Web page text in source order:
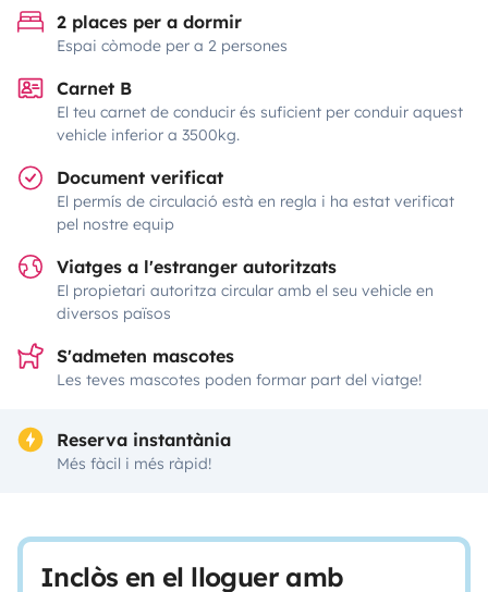
2 places per a dormir
Espai còmode per a 2 persones
Carnet B
El teu carnet de conducir és suficient per conduir aquest
vehicle inferior a 3500kg.
Document verificat
El permís de circulació està en regla i ha estat verificat
pel nostre equip
Viatges a l'estranger autoritzats
El propietari autoritza circular amb el seu vehicle en
diversos països
S'admeten mascotes
Les teves mascotes poden formar part del viatge!
Reserva instantània
Més fàcil i més ràpid!
Inclòs en el lloguer amb